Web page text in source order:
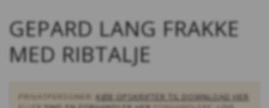
GEPARD LANG FRAKKE
MED RIBTALJE
PRIVATPERSONER: KØB OPSKRIFTER TIL DOWNLOAD HER